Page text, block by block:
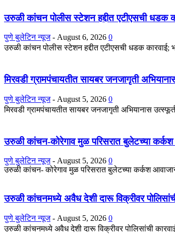
उरुळी कांचन पोलीस स्टेशन हद्दीत एटीएसची धडक
पुणे बुलेटिन न्यूज - August 6, 2026 0
उरुळी कांचन पोलीस स्टेशन हद्दीत एटीएसची धडक कारवाई;
मिरवडी ग्रामपंचायतीत सायबर जनजागृती
पुणे बुलेटिन न्यूज - August 5, 2026 0
मिरवडी ग्रामपंचायतीत सायबर जनजागृती अभियानास
उरुळी कांचन-कोरेगाव मुळ परिसरात बुलेटच्या कर्कश
पुणे बुलेटिन न्यूज - August 5, 2026 0
उरुळी कांचन- कोरेगाव मुळ परिसरात बुलेटच्या कर्कश
उरुळी कांचनमध्ये अवैध देशी दारू विक्रीवर
पुणे बुलेटिन न्यूज - August 5, 2026 0
उरुळी कांचनमध्ये अवैध देशी दारू विक्रीवर पोलिसांची